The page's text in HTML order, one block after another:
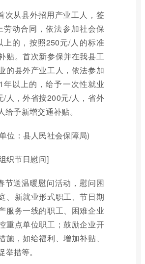
次从县外招用产业工人，签
劳动合同，依法参加社会保
上的，按照250元/人的标准
贴。首次新参保并在我县工
的县外产业工人，依法参加
年以上的，给予一次性就业
/人，外省按200元/人，省外
给予新增交通补贴。
位：县人民社会保障局)
织节日慰问]
节送温暖慰问活动，慰问困
、新就业形式职工、节日期
服务一线的职工、困难企业
重点单位职工；鼓励企业开
施，如给福利、增加补贴、
举措等。